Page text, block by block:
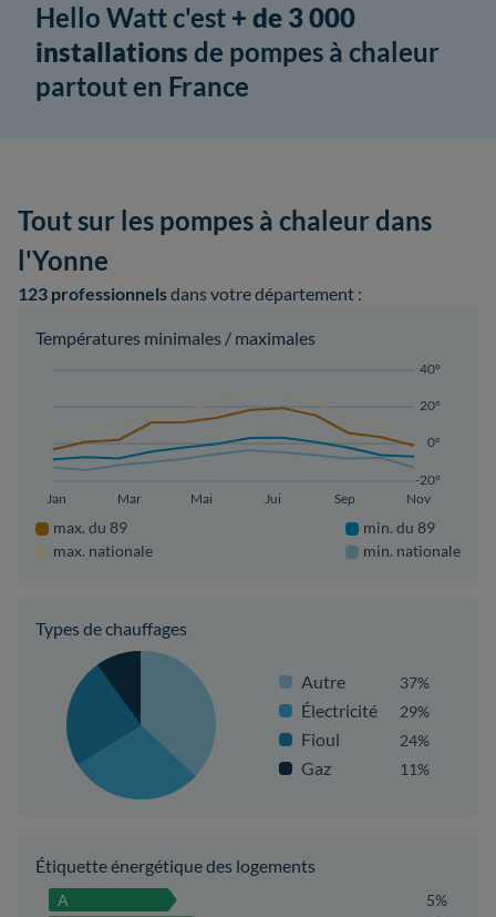
Hello Watt c'est + de 3 000
installations de pompes à chaleur
partout en France
Tout sur les pompes à chaleur dans
l'Yonne
123 professionnelsdans votre département :
Températures minimales / maximales
-20°
0°
20°
40°
Jan Mar Mai Jui Sep Nov
max. du 89
max. nationale
min. du 89
min. nationale
Types de chauffages
Autre 37%
Électricité 29%
Fioul 24%
Gaz 11%
Étiquette énergétique des logements
A
5%